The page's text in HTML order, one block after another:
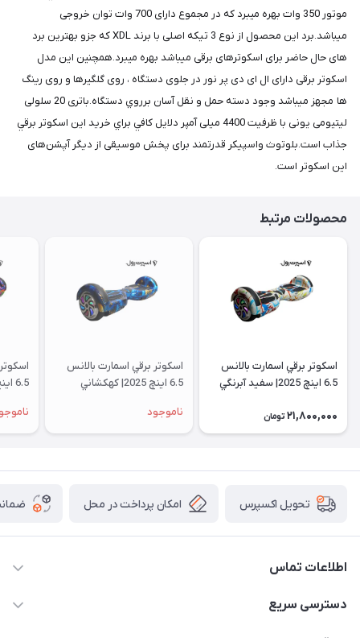
موتور 350 وات بهره میبرد که در مجموع دارای 700 وات توان خروجی
میباشد.برد این محصول از نوع 3 تیکه اصلی با برند XDL که جزو بهترین برد
های حال حاضر برای اسکوترهای برقی میباشد بهره میبرد.همچنین این مدل
اسکوتر برقی دارای ال ای دی پر نور در جلوی دستگاه ، روی گلگیرها و روی رینگ
ها مجهز میباشد وجود دسته حمل و نقل آسان برروي دستگاه.باتری 20 سلولی
لیتیومی یونی با ظرفیت 4400 میلی آمپر دلايل كافي براي خريد اين اسكوتر برقي
جذاب است.بلوتوث واسپیکر قدرتمند برای پخش موسیقی از دیگر آپشن‌های
این اسکوتر است.
محصولات مرتبط
اسكوتر برقي اسمارت بالانس
6.5 اینچ 2025| سفيد آبرنگي
21,800,000 تومان
اسكوتر برقي اسمارت بالانس
6.5 اینچ 2025| كهكشاني
ناموجود
6.5 اینچ 2025| طرح جوكر
تحویل اکسپرس امکان پرداخت در محل
اطلاعات تماس
۰۹۳۵۶۰۴۰۳۶۵
دسترسی سریع